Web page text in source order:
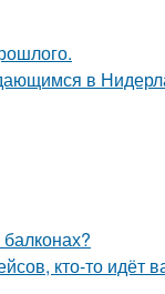
в
кто-то идёт